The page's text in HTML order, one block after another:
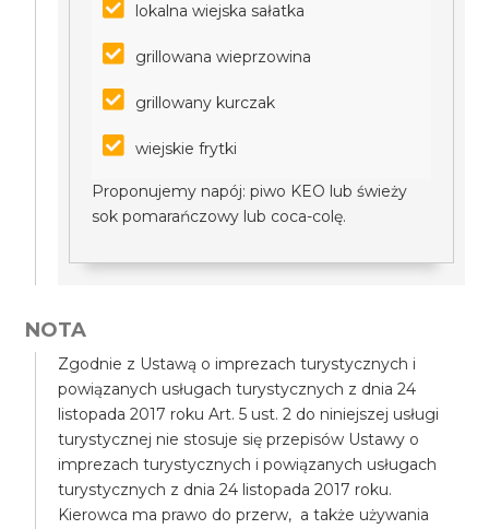
lokalna wiejska sałatka
grillowana wieprzowina
grillowany kurczak
wiejskie frytki
Proponujemy napój: piwo KEO lub świeży
sok pomarańczowy lub coca-colę.
NOTA
Zgodnie z Ustawą o imprezach turystycznych i
powiązanych usługach turystycznych z dnia 24
listopada 2017 roku Art. 5 ust. 2 do niniejszej usługi
turystycznej nie stosuje się przepisów Ustawy o
imprezach turystycznych i powiązanych usługach
turystycznych z dnia 24 listopada 2017 roku.
Kierowca ma prawo do przerw, a także używania